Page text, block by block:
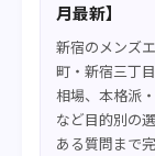
月最新】
新宿のメンズ
町・新宿三丁
相場、本格派
など目的別の
ある質問まで